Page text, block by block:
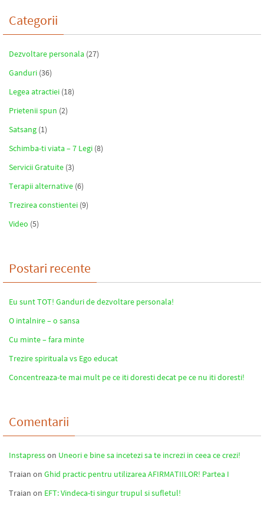
Categorii
Dezvoltare personala (27)
Ganduri (36)
Legea atractiei (18)
Prietenii spun (2)
Satsang (1)
Schimba-ti viata – 7 Legi (8)
Servicii Gratuite (3)
Terapii alternative (6)
Trezirea constientei (9)
Video (5)
Postari recente
Eu sunt TOT! Ganduri de dezvoltare personala!
O intalnire – o sansa
Cu minte – fara minte
Trezire spirituala vs Ego educat
Concentreaza-te mai mult pe ce iti doresti decat pe ce nu iti doresti!
Comentarii
Instapresson Uneori e bine sa incetezi sa te increzi in ceea ce crezi!
Traian on Ghid practic pentru utilizarea AFIRMATIILOR! Partea I
Traian on EFT: Vindeca-ti singur trupul si sufletul!